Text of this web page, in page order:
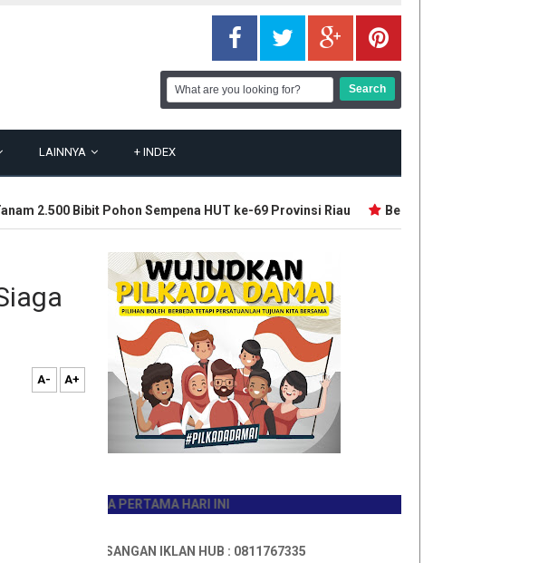
LAINNYA + INDEX
2.500 Bibit Pohon Sempena HUT ke-69 Provinsi Riau Beruang Serang Petani Karet di
A- A+
PEMBACA PERTAMA HARI INI
INFO PEMASANGAN IKLAN HUB : 0811767335